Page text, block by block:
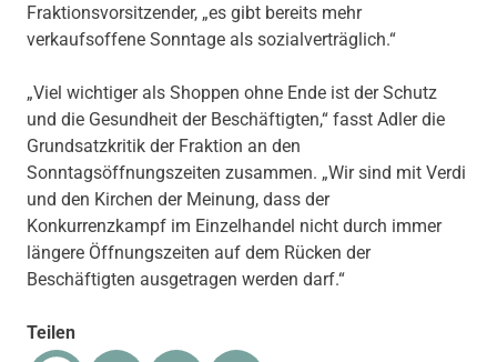
Fraktionsvorsitzender, „es gibt bereits mehr
verkaufsoffene Sonntage als sozialverträglich.“
„Viel wichtiger als Shoppen ohne Ende ist der Schutz
und die Gesundheit der Beschäftigten,“ fasst Adler die
Grundsatzkritik der Fraktion an den
Sonntagsöffnungszeiten zusammen. „Wir sind mit Verdi
und den Kirchen der Meinung, dass der
Konkurrenzkampf im Einzelhandel nicht durch immer
längere Öffnungszeiten auf dem Rücken der
Beschäftigten ausgetragen werden darf.“
Teilen